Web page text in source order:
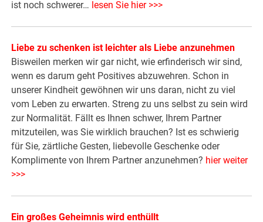
ist noch schwerer… lesen Sie hier >>>
Liebe zu schenken ist leichter als Liebe anzunehmen
Bisweilen merken wir gar nicht, wie erfinderisch wir sind,
wenn es darum geht Positives abzuwehren. Schon in
unserer Kindheit gewöhnen wir uns daran, nicht zu viel
vom Leben zu erwarten. Streng zu uns selbst zu sein wird
zur Normalität. Fällt es Ihnen schwer, Ihrem Partner
mitzuteilen, was Sie wirklich brauchen? Ist es schwierig
für Sie, zärtliche Gesten, liebevolle Geschenke oder
Komplimente von Ihrem Partner anzunehmen? hier weiter
>>>
Ein großes Geheimnis wird enthüllt